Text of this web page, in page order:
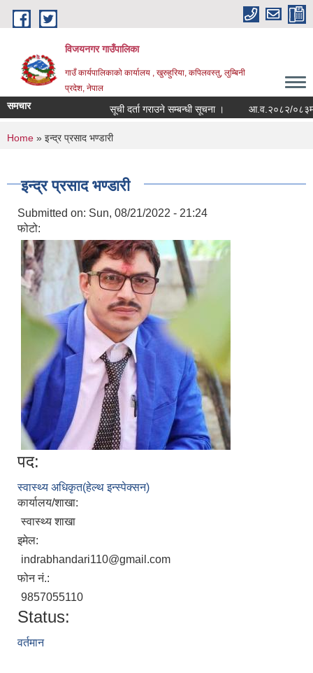
Skip to main content
विजयनगर गाउँपालिका
गाउँ कार्यपालिकाको कार्यालय , खुरुहुरिया, कपिलवस्तु, लुम्बिनी
प्रदेश, नेपाल
समचार सूची दर्ता गराउने सम्बन्धी सूचना । आ.व.२०८२/०८३मा
You are here
Home » इन्द्र प्रसाद भण्डारी
इन्द्र प्रसाद भण्डारी
Submitted on: Sun, 08/21/2022 - 21:24
फोटो:
पद:
स्वास्थ्य अधिकृत(हेल्थ इन्स्पेक्सन)
कार्यालय/शाखा:
स्वास्थ्य शाखा
इमेल:
indrabhandari110@gmail.com
फोन नं.:
9857055110
Status:
वर्तमान